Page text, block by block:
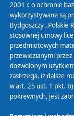
Biuletyn
2001 r. o ochronie
wykorzystywane są
Bydgoszczy „Polskie
stosownej umowy
przedmiotowych
przewidzianymi
dozwolonym
zastrzega, iż dalsze
w art. 25 ust. 1 pkt.
pokrewnych, jest